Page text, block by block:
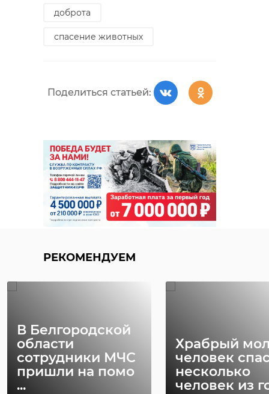
доброта
спасение животных
Поделиться статьей:
РЕКОМЕНДУЕМ
В Белгородской
области
сотрудники МЧС
пришли на помо
...
Храбрый
человек
несколько
человек из